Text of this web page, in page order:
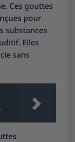
Ces gouttes
pour
substances
Elles
sans